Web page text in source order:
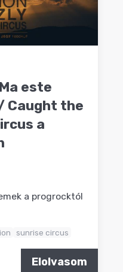
este
Caught the
a
a progrocktól
sunrise circus
Elolvasom